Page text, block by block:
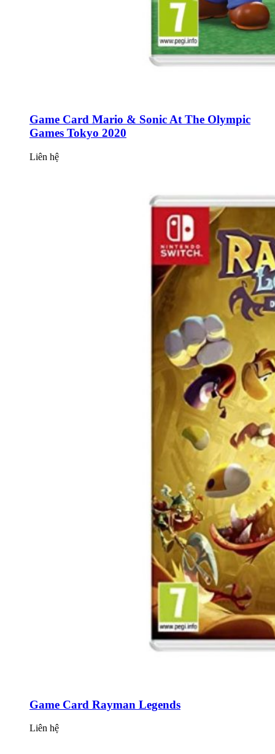
Game Card Mario & Sonic At The Olympic
Games Tokyo 2020
Liên hệ
Game Card Rayman Legends
Liên hệ